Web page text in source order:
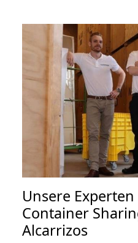
Unsere
Container
Alcarrizos